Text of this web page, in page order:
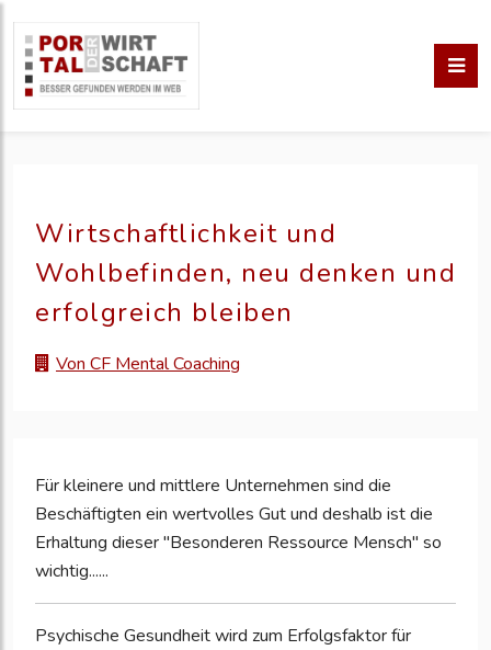
Wirtschaftlichkeit und
Wohlbefinden, neu denken und
erfolgreich bleiben
Von CF Mental Coaching
Für kleinere und mittlere Unternehmen sind die
Beschäftigten ein wertvolles Gut und deshalb ist die
Erhaltung dieser "Besonderen Ressource Mensch" so
wichtig......
Psychische Gesundheit wird zum Erfolgsfaktor für